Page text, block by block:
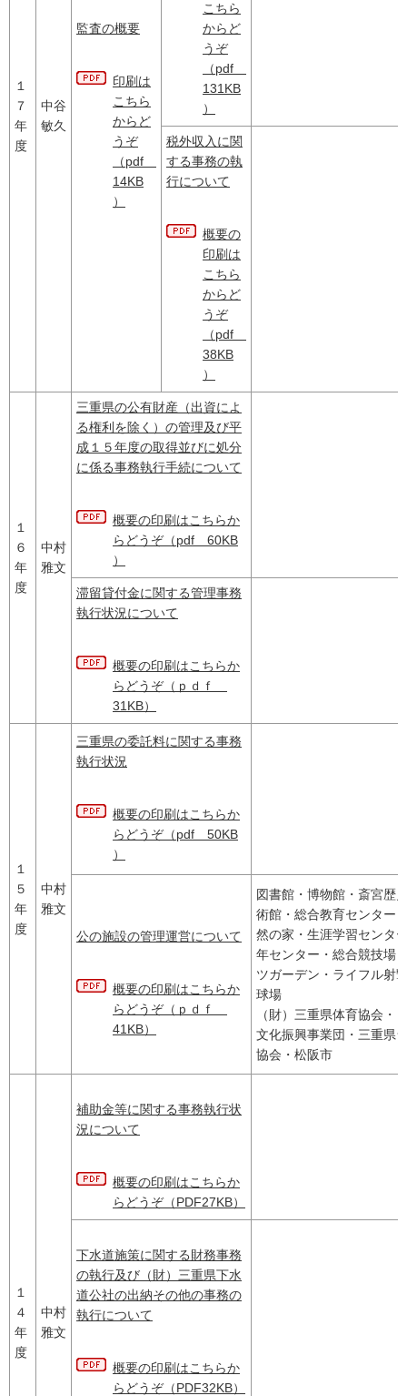
１
７
年
度
中谷
敏久
監査の概要
印刷は
こちら
からど
うぞ
（pdf
14KB
）
こちら
からど
うぞ
（pdf
131KB
）
税外収入に関
する事務の執
行について
概要の
印刷は
こちら
からど
うぞ
（pdf
38KB
）
１
６
年
度
中村
雅文
三重県の公有財産（出資によ
る権利を除く）の管理及び平
成１５年度の取得並びに処分
に係る事務執行手続について
概要の印刷はこちらか
らどうぞ（pdf 60KB
）
滞留貸付金に関する管理事務
執行状況について
概要の印刷はこちらか
らどうぞ（ｐｄｆ
31KB）
１
５
年
度
中村
雅文
三重県の委託料に関する事務
執行状況
概要の印刷はこちらか
らどうぞ（pdf 50KB
）
公の施設の管理運営について
概要の印刷はこちらか
らどうぞ（ｐｄｆ
41KB）
図書館・博物館・斎宮歴
術館・総合教育センター
然の家・生涯学習センタ
年センター・総合競技場
ツガーデン・ライフル射
球場
（財）三重県体育協会・
文化振興事業団・三重県
協会・松阪市
１
４
年
度
中村
雅文
補助金等に関する事務執行状
況について
概要の印刷はこちらか
らどうぞ（PDF27KB）
下水道施策に関する財務事務
の執行及び（財）三重県下水
道公社の出納その他の事務の
執行について
概要の印刷はこちらか
らどうぞ（PDF32KB）